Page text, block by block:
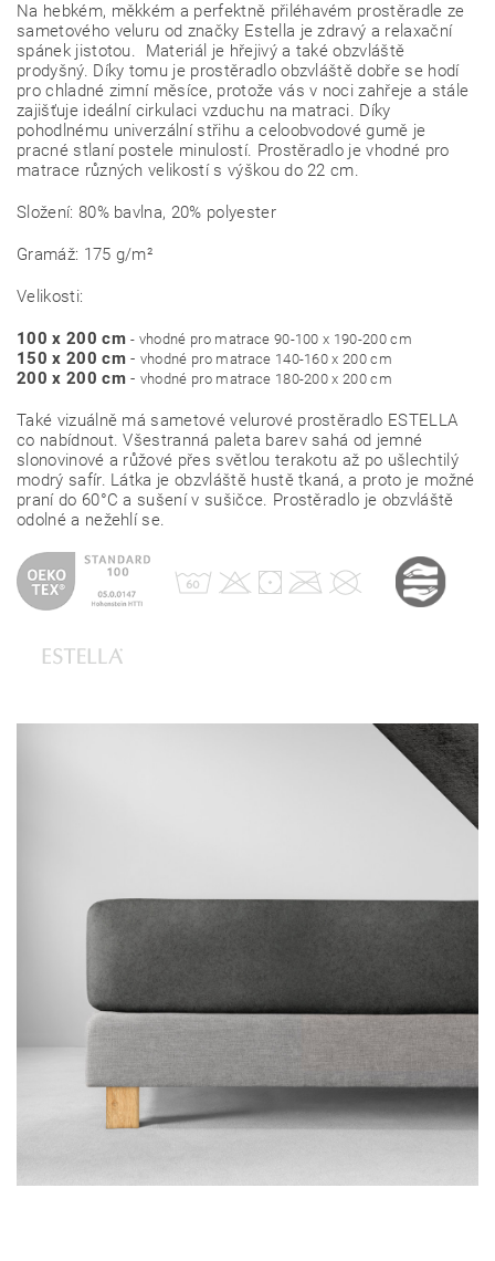
Na hebkém, měkkém a perfektně přiléhavém prostěradle ze
sametového veluru od značky Estella je zdravý a relaxační
spánek jistotou. Materiál je hřejivý a také obzvláště
prodyšný. Díky tomu je prostěradlo obzvláště dobře se hodí
pro chladné zimní měsíce, protože vás v noci zahřeje a stále
zajišťuje ideální cirkulaci vzduchu na matraci. Díky
pohodlnému univerzální střihu a celoobvodové gumě je
pracné stlaní postele minulostí. Prostěradlo je vhodné pro
matrace různých velikostí s výškou do 22 cm.
Složení: 80% bavlna, 20% polyester
Gramáž: 175 g/m²
Velikosti:
100 x 200 cm - vhodné pro matrace 90-100 x 190-200 cm
150 x 200 cm- vhodné pro matrace 140-160 x 200 cm
200 x 200 cm- vhodné pro matrace 180-200 x 200 cm
Také vizuálně má sametové velurové prostěradlo ESTELLA
co nabídnout. Všestranná paleta barev sahá od jemné
slonovinové a růžové přes světlou terakotu až po ušlechtilý
modrý safír. Látka je obzvláště hustě tkaná, a proto je možné
praní do 60°C a sušení v sušičce. Prostěradlo je obzvláště
odolné a nežehlí se.